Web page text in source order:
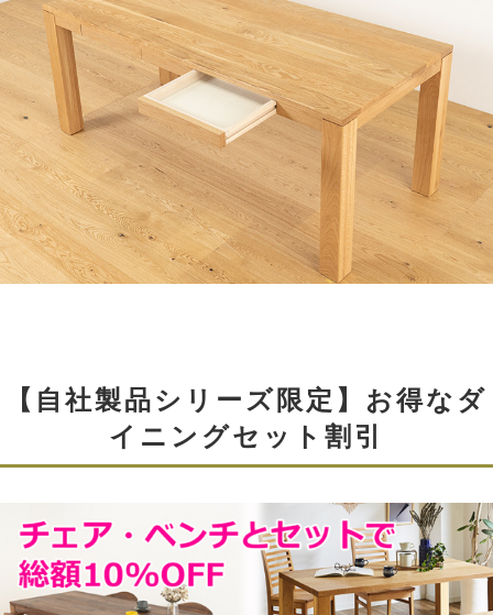
【自社製品シリーズ限定】お得なダ
イニングセット割引